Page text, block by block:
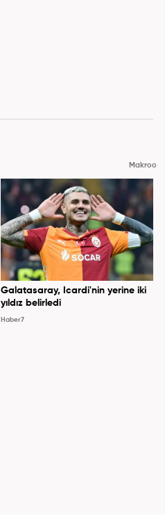
Makroo
Galatasaray, Icardi'nin yerine iki
yıldız belirledi
Haber7